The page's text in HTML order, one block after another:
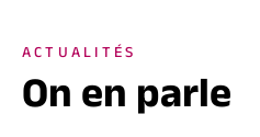
ACTUALITÉS
On en parle